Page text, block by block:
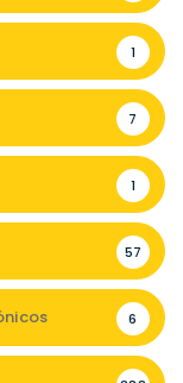
1
7
1
57
6